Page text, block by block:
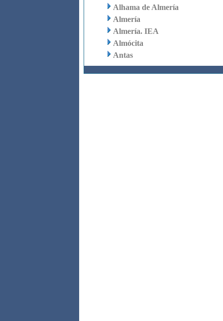
Alhama de Almería
Almería
Almería. IEA
Almócita
Antas